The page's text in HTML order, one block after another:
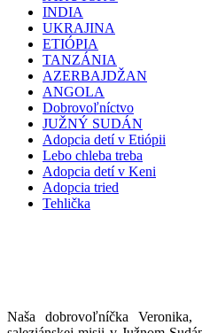
INDIA
UKRAJINA
ETIÓPIA
TANZÁNIA
AZERBAJDŽAN
ANGOLA
Dobrovoľníctvo
JUŽNÝ SUDÁN
Adopcia detí v Etiópii
Lebo chleba treba
Adopcia detí v Keni
Adopcia tried
Tehlička
Naša dobrovoľníčka